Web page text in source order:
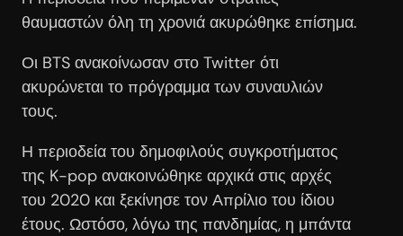
θαυμαστών όλη τη χρονιά ακυρώθηκε επίσημα.
Οι BTS ανακοίνωσαν στο Twitter ότι
ακυρώνεται το πρόγραμμα των συναυλιών
τους.
Η περιοδεία του δημοφιλούς συγκροτήματος
της K-pop ανακοινώθηκε αρχικά στις αρχές
του 2020 και ξεκίνησε τον Απρίλιο του ίδιου
έτους. Ωστόσο, λόγω της πανδημίας, η μπάντα